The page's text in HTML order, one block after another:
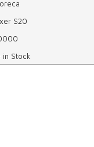
S20
in Stock